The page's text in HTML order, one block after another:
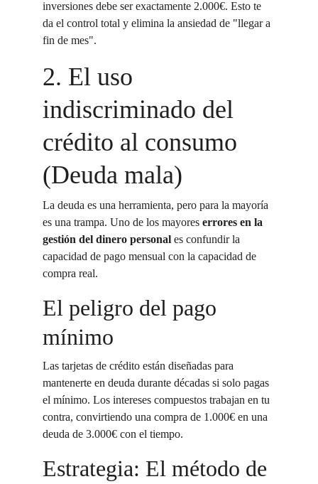
inversiones debe ser exactamente 2.000€. Esto te
da el control total y elimina la ansiedad de "llegar a
fin de mes".
2. El uso
indiscriminado del
crédito al consumo
(Deuda mala)
La deuda es una herramienta, pero para la mayoría
es una trampa. Uno de los mayores errores en la
gestión del dinero personal es confundir la
capacidad de pago mensual con la capacidad de
compra real.
El peligro del pago
mínimo
Las tarjetas de crédito están diseñadas para
mantenerte en deuda durante décadas si solo pagas
el mínimo. Los intereses compuestos trabajan en tu
contra, convirtiendo una compra de 1.000€ en una
deuda de 3.000€ con el tiempo.
Estrategia: El método de